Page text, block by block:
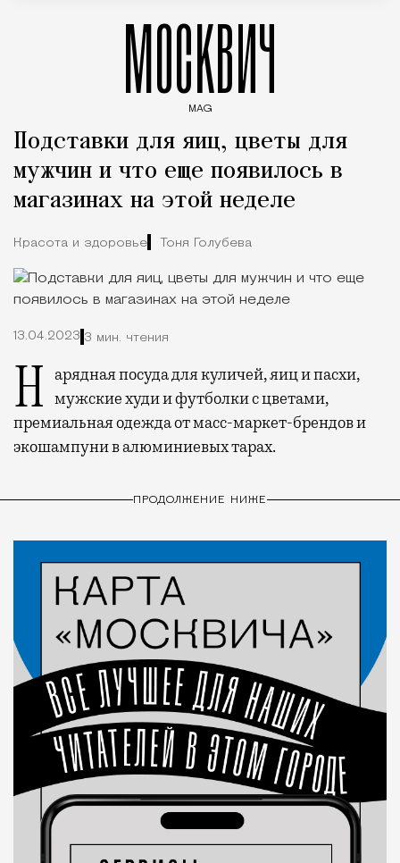
МОСКВИЧ
MAG
Подставки для яиц, цветы для
мужчин и что еще появилось в
магазинах на этой неделе
Красота и здоровье Тоня Голубева
13.04.2023 3 мин. чтения
Нарядная посуда для куличей, яиц и пасхи, мужские худи и футболки с цветами,
премиальная одежда от масс-маркет-брендов и
экошампуни в алюминиевых тарах.
ПРОДОЛЖЕНИЕ НИЖЕ